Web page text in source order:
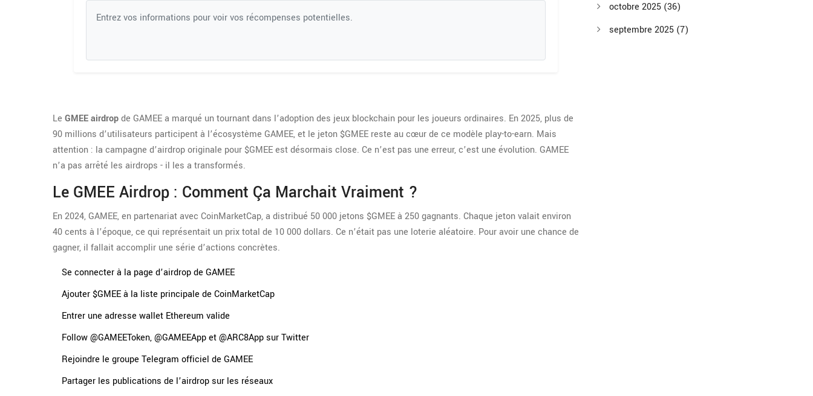
Entrez vos informations pour voir vos récompenses potentielles.
Le GMEE airdropde GAMEE a marqué un tournant dans l’adoption des jeux blockchain pour les joueurs ordinaires. En 2025, plus de
90 millions d’utilisateurs participent à l’écosystème GAMEE, et le jeton $GMEE reste au cœur de ce modèle play-to-earn. Mais
attention : la campagne d’airdrop originale pour $GMEE est désormais close. Ce n’est pas une erreur, c’est une évolution. GAMEE
n’a pas arrêté les airdrops - il les a transformés.
Le GMEE Airdrop : Comment Ça Marchait Vraiment ?
En 2024, GAMEE, en partenariat avec CoinMarketCap, a distribué 50 000 jetons $GMEE à 250 gagnants. Chaque jeton valait environ
40 cents à l’époque, ce qui représentait un prix total de 10 000 dollars. Ce n’était pas une loterie aléatoire. Pour avoir une chance de
gagner, il fallait accomplir une série d’actions concrètes.
Se connecter à la page d’airdrop de GAMEE
Ajouter $GMEE à la liste principale de CoinMarketCap
Entrer une adresse wallet Ethereum valide
Follow @GAMEEToken, @GAMEEApp et @ARC8App sur Twitter
Rejoindre le groupe Telegram officiel de GAMEE
Partager les publications de l’airdrop sur les réseaux
octobre 2025 (36)
septembre 2025 (7)